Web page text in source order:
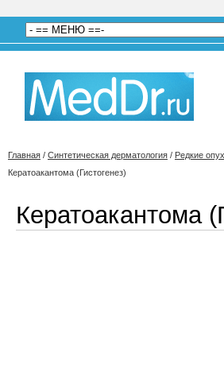
Главная / Синтетическая дерматология / Редкие
Кератоакантома (Гистогенез)
Кератоакантома